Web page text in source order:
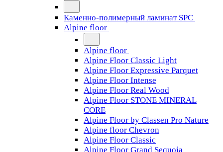
Каменно-полимерный ламинат SPC
Alpine floor
Alpine floor
Alpine Floor Classic Light
Alpine Floor Expressive Parquet
Alpine Floor Intense
Alpine Floor Real Wood
Alpine Floor STONE MINERAL
CORE
Alpine Floor by Classen Pro Nature
Alpine floor Chevron
Alpine Floor Classic
Alpine Floor Grand Sequoia